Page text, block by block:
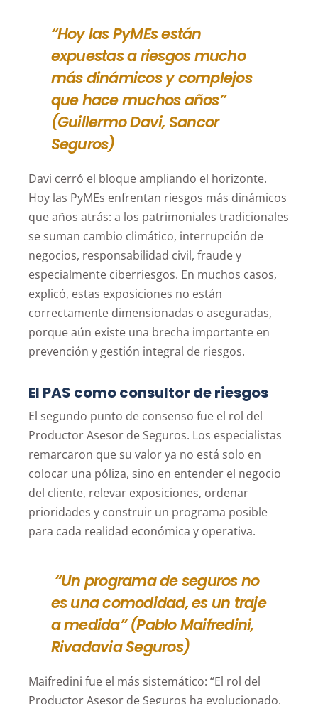
“Hoy las PyMEs están
expuestas a riesgos mucho
más dinámicos y complejos
que hace muchos años”
(Guillermo Davi, Sancor
Seguros)
Davi cerró el bloque ampliando el horizonte.
Hoy las PyMEs enfrentan riesgos más dinámicos
que años atrás: a los patrimoniales tradicionales
se suman cambio climático, interrupción de
negocios, responsabilidad civil, fraude y
especialmente ciberriesgos. En muchos casos,
explicó, estas exposiciones no están
correctamente dimensionadas o aseguradas,
porque aún existe una brecha importante en
prevención y gestión integral de riesgos.
El PAS como consultor de riesgos
El segundo punto de consenso fue el rol del
Productor Asesor de Seguros. Los especialistas
remarcaron que su valor ya no está solo en
colocar una póliza, sino en entender el negocio
del cliente, relevar exposiciones, ordenar
prioridades y construir un programa posible
para cada realidad económica y operativa.
“Un programa de seguros no
es una comodidad, es un traje
a medida” (Pablo Maifredini,
Rivadavia Seguros)
Maifredini fue el más sistemático: “El rol del
Productor Asesor de Seguros ha evolucionado,